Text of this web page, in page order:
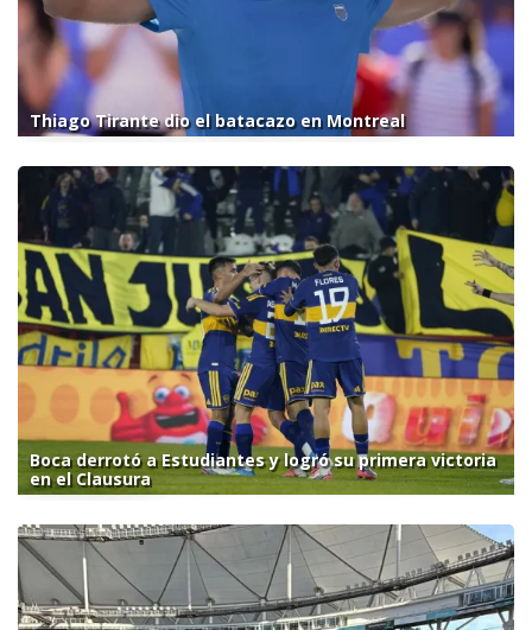
Thiago Tirante dio el batacazo en Montreal
Boca derrotó a Estudiantes y logró su primera victoria
en el Clausura